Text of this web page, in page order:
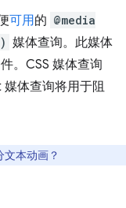
可用的 @media
媒体查询。此媒体
。CSS 媒体查询
体查询将用于阻
文本动画？